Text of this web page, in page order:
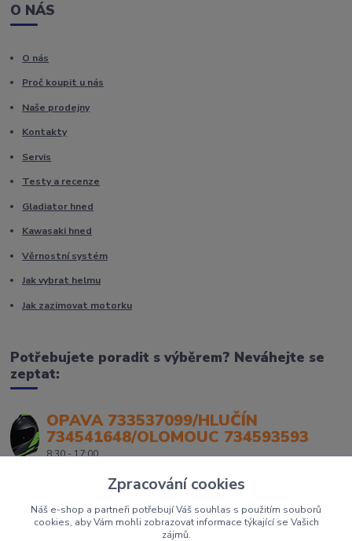
O NÁS
O nás
Proč koupit u nás
Naše prodejny
Kontakty
Servis
Testy a recenze
Gladiator hned
Kawasaki hned
Věrnostní systém
Jak vybrat helmu
Jak zazimovat motorku
Potřebujete poradit s výběrem? Neváhejte se
zeptat:
OPAVA 733537099/HLUČÍN
734541648/OLOMOUC 734593593
8:30 - 17:00
Zpracování cookies
Náš e-shop a partneři potřebují Váš souhlas s použitím souborů
cookies, aby Vám mohli zobrazovat informace týkající se Vašich
zájmů.